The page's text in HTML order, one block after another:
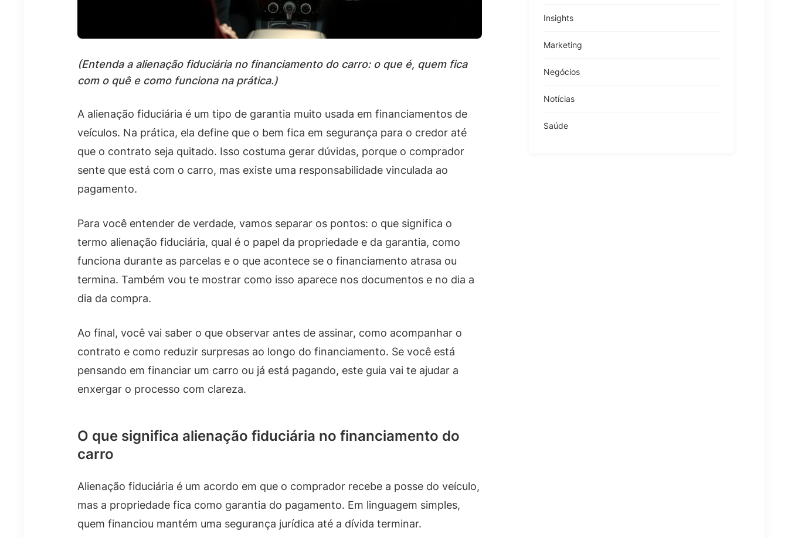
(Entenda a alienação fiduciária no financiamento do carro: o que é, quem fica
com o quê e como funciona na prática.)
A alienação fiduciária é um tipo de garantia muito usada em financiamentos de
veículos. Na prática, ela define que o bem fica em segurança para o credor até
que o contrato seja quitado. Isso costuma gerar dúvidas, porque o comprador
sente que está com o carro, mas existe uma responsabilidade vinculada ao
pagamento.
Para você entender de verdade, vamos separar os pontos: o que significa o
termo alienação fiduciária, qual é o papel da propriedade e da garantia, como
funciona durante as parcelas e o que acontece se o financiamento atrasa ou
termina. Também vou te mostrar como isso aparece nos documentos e no dia a
dia da compra.
Ao final, você vai saber o que observar antes de assinar, como acompanhar o
contrato e como reduzir surpresas ao longo do financiamento. Se você está
pensando em financiar um carro ou já está pagando, este guia vai te ajudar a
enxergar o processo com clareza.
O que significa alienação fiduciária no financiamento do
carro
Alienação fiduciária é um acordo em que o comprador recebe a posse do veículo,
mas a propriedade fica como garantia do pagamento. Em linguagem simples,
quem financiou mantém uma segurança jurídica até a dívida terminar.
Insights
Marketing
Negócios
Notícias
Saúde